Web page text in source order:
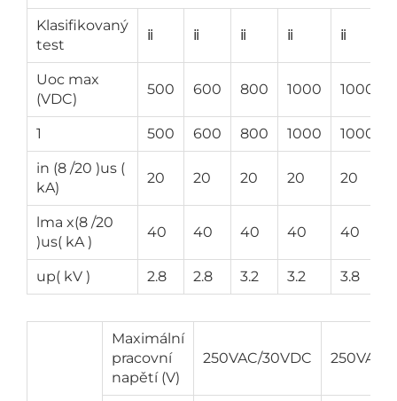
Klasifikovaný
test
ⅱ ⅱ ⅱ ⅱ ⅱ
Uoc max
(VDC)
500 600 800 1000 1000
1 500 600 800 1000 1000
in (8 /20 )us (
kA)
20 20 20 20 20
lma x(8 /20
)us( kA )
40 40 40 40 40
up( kV ) 2.8 2.8 3.2 3.2 3.8
Maximální
pracovní
napětí (V)
250VAC/30VDC 250VAC/